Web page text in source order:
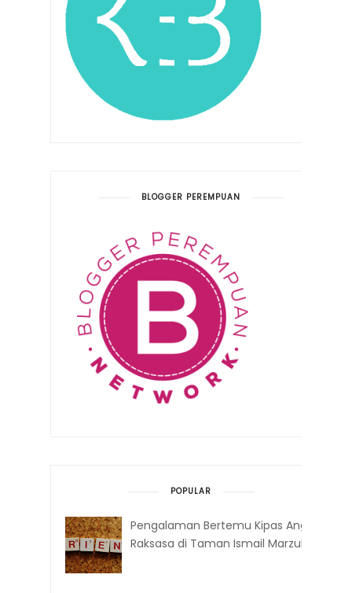
BLOGGER PEREMPUAN
POPULAR
Pengalaman Bertemu Kipas Angin
Raksasa di Taman Ismail Marzuki